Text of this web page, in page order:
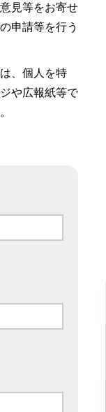
見等をお寄せ
申請等を行う
、個人を特
や広報紙等で